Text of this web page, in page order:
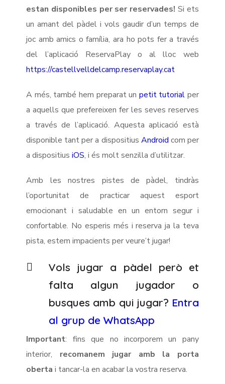
estan disponibles per ser reservades! Si ets
un amant del pàdel i vols gaudir d’un temps de
joc amb amics o família, ara ho pots fer a través
del l’aplicació ReservaPlay o al lloc web
https://castellvelldelcamp.reservaplay.cat
A més, també hem preparat un petit tutorial per
a aquells que prefereixen fer les seves reserves
a través de l’aplicació. Aquesta aplicació està
disponible tant per a dispositius Android com per
a dispositiusiOS, i és molt senzilla d’utilitzar.
Amb les nostres pistes de pàdel, tindràs
l’oportunitat de practicar aquest esport
emocionant i saludable en un entorn segur i
confortable. No esperis més i reserva ja la teva
pista, estem impacients per veure’t jugar!
Vols jugar a pàdel però et
falta algun jugador o
busques amb qui jugar? Entra
al grup de WhatsApp
Important: fins que no incorporem un pany
interior,
recomanem jugar amb la porta
oberta i tancar-la en acabar la vostra reserva.